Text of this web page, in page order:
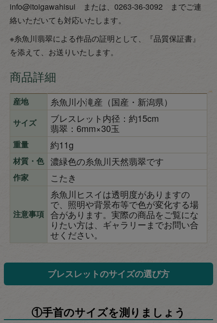
info@itoigawahisui または、0263-36-3092 までご連
絡いただいても対応いたします。
※糸魚川翡翠による作品の証明として、『品質保証書』
を添えて、お送りいたします。
商品詳細
産地 糸魚川小滝産（国産・新潟県）
サイズ
ブレスレット内径：約15cm
翡翠：6mm×30玉
重量 約11g
材質・色 濃緑色の糸魚川天然翡翠です
作家 こたき
注意事項
糸魚川ヒスイは透明度がありますの
で、照明や背景布等で色が変化する場
合があります。実際の商品をご覧にな
りたい方は、ギャラリーまでお問い合
せください。
ブレスレットのサイズの選び方
①手首のサイズを測りましょう